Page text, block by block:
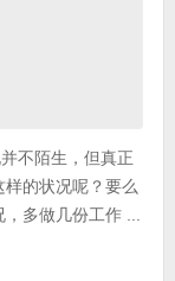
不陌生，但真正
的状况呢？要么
多做几份工作 ...